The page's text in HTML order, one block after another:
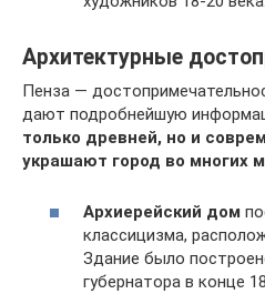
Архитектурные
Пенза —
дают подробнейшую
только древней, но и
украшают город во многих
Архиерейский дом
классицизма,
Здание было
губернатора в конце